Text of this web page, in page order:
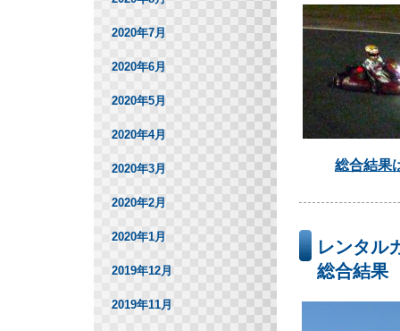
総合結果
レンタル
総合結果
2020年7月
2020年6月
2020年5月
2020年4月
2020年3月
2020年2月
2020年1月
2019年12月
2019年11月